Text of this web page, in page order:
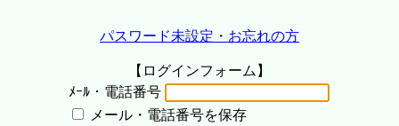
パスワード未設定・お忘れの方
【ログインフォーム】
ﾒｰﾙ・電話番号
メール・電話番号を保存